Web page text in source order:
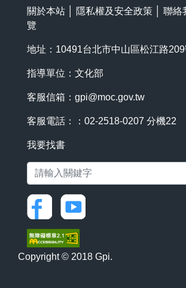
關於本站 隱私權及安全政策 聯絡
覽
地址：10491台北市中山區松江路209
指導單位：文化部
客服信箱： gpi@moc.gov.tw
客服電話：：02-2518-0207 分機22
我要找書
Copyright © 2018 Gpi.